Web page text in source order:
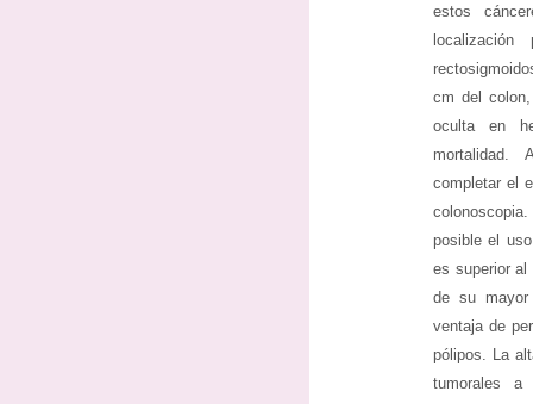
estos
cm del
oculta en
mortalidad.
completar el
posible el
es superior al
de su mayor
ventaja de
pólipos. La
tumorales